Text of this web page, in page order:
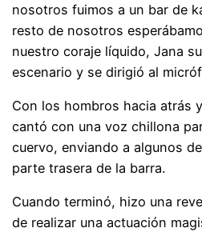
nosotros fuimos a un bar de
resto de nosotros
nuestro coraje líquido, Jana
escenario y se dirigió al
Con los hombros hacia atrás
cantó con una voz chillona
cuervo, enviando a algunos
parte trasera de la barra.
Cuando terminó, hizo una
de realizar una actuación